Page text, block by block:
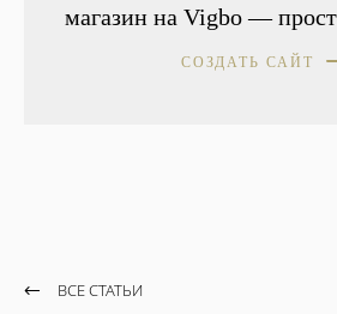
магазин на Vigbo —
СОЗДАТЬ САЙТ
ВСЕ СТАТЬИ